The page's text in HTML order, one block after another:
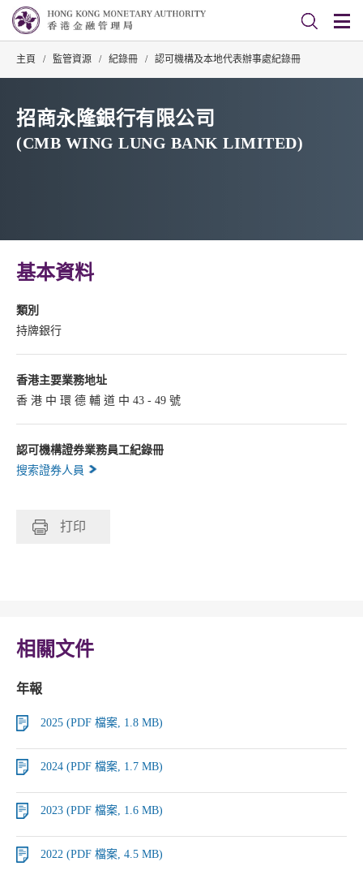
主頁 / 監管資源 / 紀錄冊 / 認可機構及本地代表辦事處紀錄冊
招商永隆銀行有限公司
(CMB WING LUNG BANK LIMITED)
基本資料
類別
持牌銀行
香港主要業務地址
香 港 中 環 德 輔 道 中 43 - 49 號
認可機構證券業務員工紀錄冊
搜索證券人員
打印
相關文件
年報
2025 (PDF 檔案, 1.8 MB)
2024 (PDF 檔案, 1.7 MB)
2023 (PDF 檔案, 1.6 MB)
2022 (PDF 檔案, 4.5 MB)